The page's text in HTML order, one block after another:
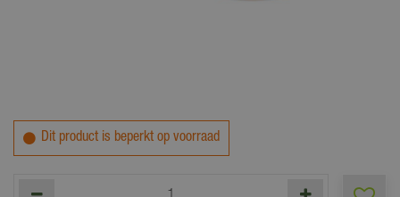
Dit product is beperkt op voorraad